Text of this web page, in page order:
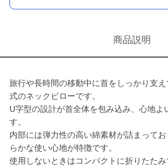
商品説明
旅行や長時間の移動中に首をしっかり支
式のネックピローです。
U字型の設計が首全体を包み込み、心地よ
す。
内部には弾力性の高い綿素材が詰まって
らかな使い心地が特徴です。
使用しないときはコンパクトに折りたた